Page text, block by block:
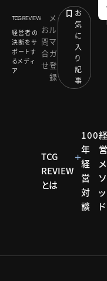
経営者の
決断をサ
ポートす
るメディ
ア
お
問
合
せ
メ
ル
マ
ガ
登
録
お
気
に
入
り
記
事
TCG
REVIEW
とは
100
年
経
営
対
談
営
メ
ソ
ッ
ド
モデル企業
変革を起こす「3本
実現：熊本市医師
モデル企
モ
企業